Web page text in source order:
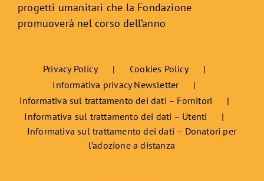
progetti umanitari che la Fondazione
promuoverà nel corso dell’anno
Privacy Policy
Cookies Policy
Informativa privacy Newsletter
Informativa sul trattamento dei dati – Fornitori
Informativa sul trattamento dei dati – Utenti
Informativa sul trattamento dei dati – Donatori per
l’adozione a distanza